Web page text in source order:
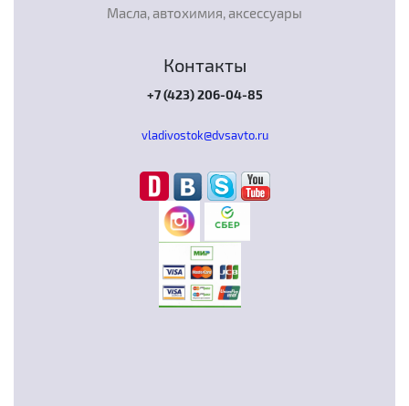
Масла, автохимия, аксессуары
Контакты
+7 (423) 206-04-85
vladivostok@dvsavto.ru